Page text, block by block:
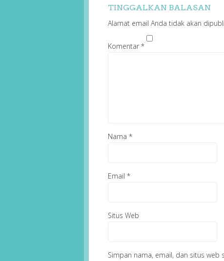
TINGGALKAN BALASAN
Alamat email Anda tidak akan
Komentar*
Nama*
Email*
Situs Web
Simpan nama, email, dan situs